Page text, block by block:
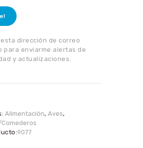
dirección de correo
para enviarme alertas de
y actualizaciones.
Alimentación, Aves,
9077